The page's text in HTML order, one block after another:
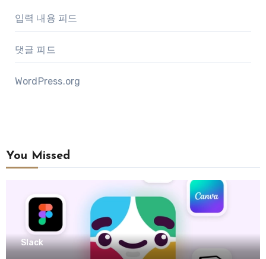
입력 내용 피드
댓글 피드
WordPress.org
You Missed
Slack